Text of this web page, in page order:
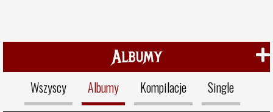
Albumy
Wszyscy Albumy Kompilacje Single